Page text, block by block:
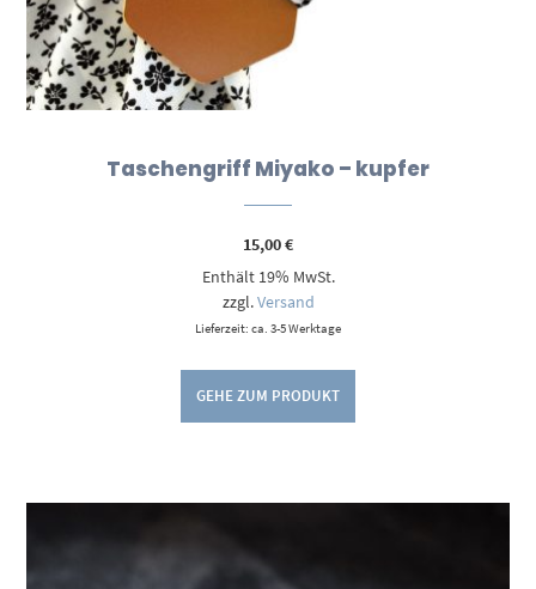
Taschengriff Miyako – kupfer
15,00€
Enthält 19% MwSt.
zzgl.Versand
Lieferzeit: ca. 3-5 Werktage
GEHE ZUM PRODUKT